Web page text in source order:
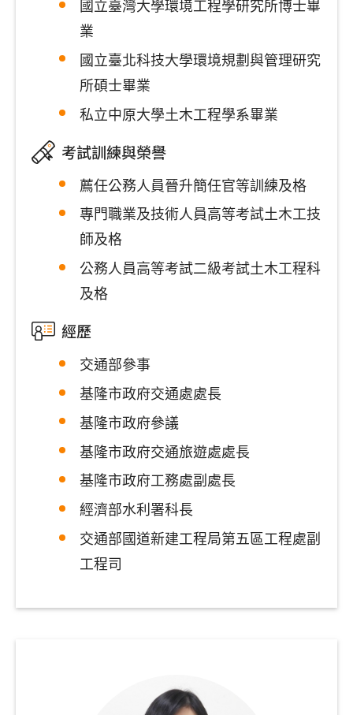
國立臺灣大學環境工程學研究所博士畢
業
國立臺北科技大學環境規劃與管理研究
所碩士畢業
私立中原大學土木工程學系畢業
考試訓練與榮譽
薦任公務人員晉升簡任官等訓練及格
專門職業及技術人員高等考試土木工技
師及格
公務人員高等考試二級考試土木工程科
及格
經歷
交通部參事
基隆市政府交通處處長
基隆市政府參議
基隆市政府交通旅遊處處長
基隆市政府工務處副處長
經濟部水利署科長
交通部國道新建工程局第五區工程處副
工程司